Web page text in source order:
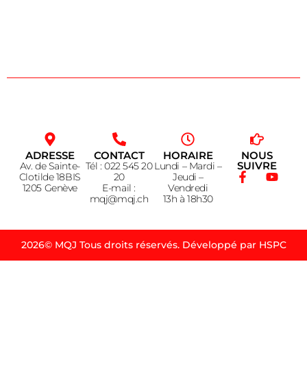
ADRESSE
Av. de Sainte-
Clotilde 18BIS
1205 Genève
CONTACT
Tél : 022 545 20
20
E-mail :
mqj@mqj.ch
HORAIRE
Lundi – Mardi –
Jeudi –
Vendredi
13h à 18h30
NOUS
SUIVRE
2026© MQJ Tous droits réservés. Développé par HSPC